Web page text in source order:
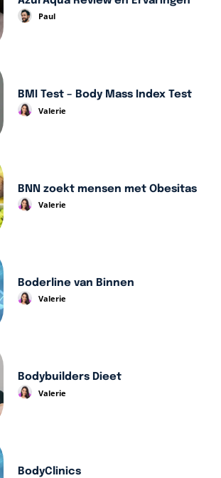
Paul
BMI Test – Body Mass Index Test
Valerie
BNN zoekt mensen met Obesitas
Valerie
Boderline van Binnen
Valerie
Bodybuilders Dieet
Valerie
BodyClinics